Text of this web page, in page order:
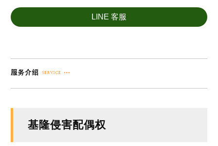
LINE 客服
基隆侵害配偶权